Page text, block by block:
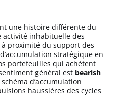
une histoire différente du
inhabituelle des
proximité du support des
stratégique en
portefeuilles qui achètent
général est bearish
d’accumulation
haussières des cycles